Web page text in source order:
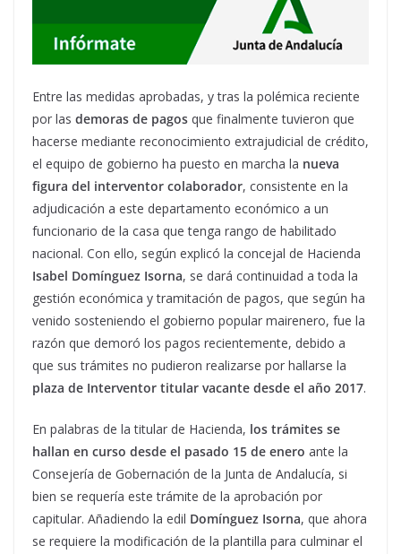
Entre las medidas aprobadas, y tras la polémica reciente
por las demoras de pagos que finalmente tuvieron que
hacerse mediante reconocimiento extrajudicial de crédito,
el equipo de gobierno ha puesto en marcha la nueva
figura del interventor colaborador, consistente en la
adjudicación a este departamento económico a un
funcionario de la casa que tenga rango de habilitado
nacional. Con ello, según explicó la concejal de Hacienda
Isabel Domínguez Isorna, se dará continuidad a toda la
gestión económica y tramitación de pagos, que según ha
venido sosteniendo el gobierno popular mairenero, fue la
razón que demoró los pagos recientemente, debido a
que sus trámites no pudieron realizarse por hallarse la
plaza de Interventor titular vacante desde el año 2017.
En palabras de la titular de Hacienda, los trámites se
hallan en curso desde el pasado 15 de enero ante la
Consejería de Gobernación de la Junta de Andalucía, si
bien se requería este trámite de la aprobación por
capitular. Añadiendo la edil Domínguez Isorna, que ahora
se requiere la modificación de la plantilla para culminar el